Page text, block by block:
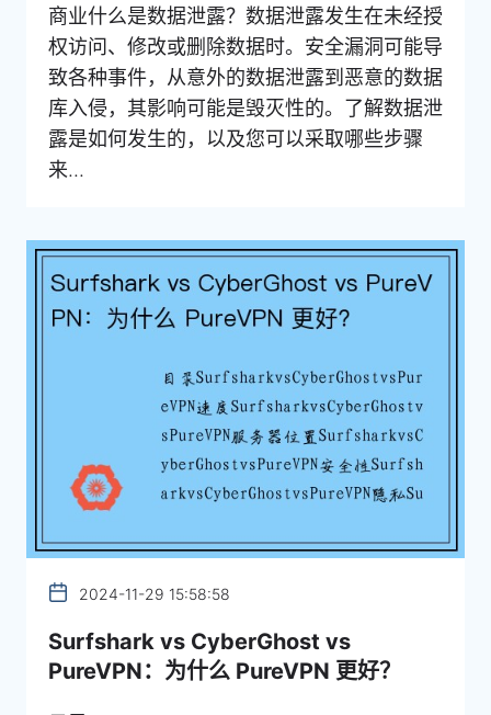
商业什么是数据泄露？数据泄露发生在未经授
权访问、修改或删除数据时。安全漏洞可能导
致各种事件，从意外的数据泄露到恶意的数据
库入侵，其影响可能是毁灭性的。了解数据泄
露是如何发生的，以及您可以采取哪些步骤
来...
2024-11-29 15:58:58
Surfshark vs CyberGhost vs
PureVPN：为什么 PureVPN 更好？